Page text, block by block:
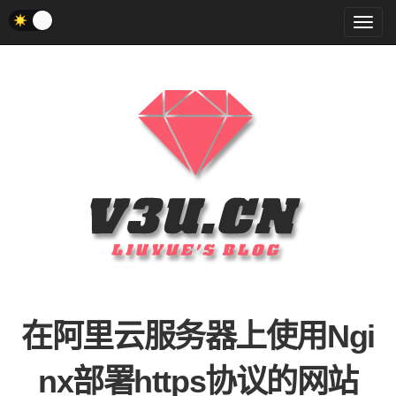
菜
单
在阿里云服务器上使用Ngi
nx部署https协议的网站